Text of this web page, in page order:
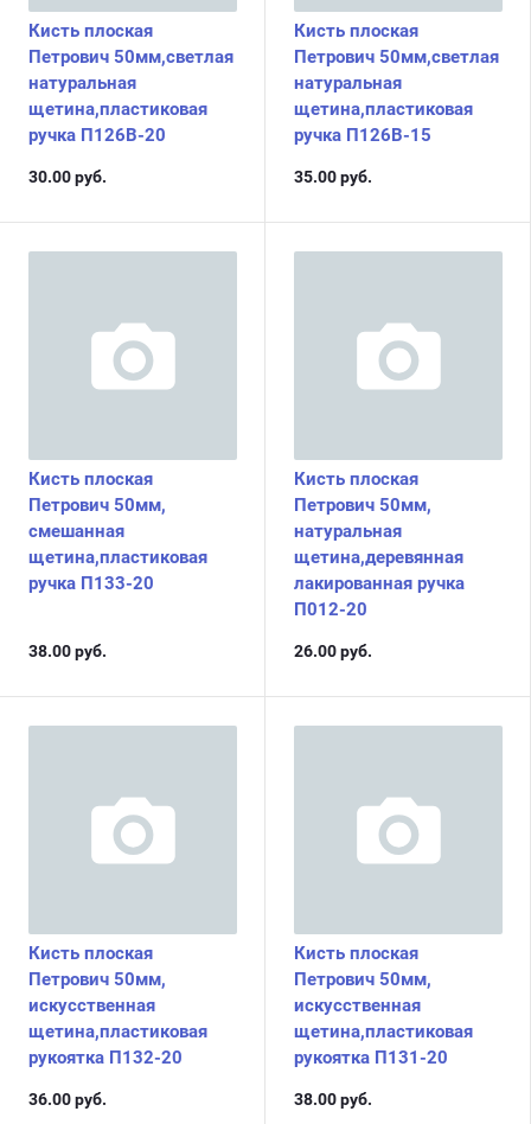
Кисть плоская
Петрович 50мм,светлая
натуральная
щетина,пластиковая
ручка П126В-20
30.00руб.
Кисть плоская
Петрович 50мм,светлая
натуральная
щетина,пластиковая
ручка П126В-15
35.00руб.
Кисть плоская
Петрович 50мм,
смешанная
щетина,пластиковая
ручка П133-20
38.00руб.
Кисть плоская
Петрович 50мм,
натуральная
щетина,деревянная
лакированная ручка
П012-20
26.00руб.
Кисть плоская
Петрович 50мм,
искусственная
щетина,пластиковая
рукоятка П132-20
36.00руб.
Кисть плоская
Петрович 50мм,
искусственная
щетина,пластиковая
рукоятка П131-20
38.00руб.